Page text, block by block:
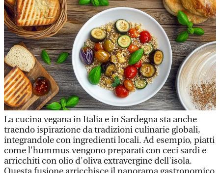
La cucina vegana in Italia e in Sardegna sta anche
traendo ispirazione da tradizioni culinarie globali,
integrandole con ingredienti locali. Ad esempio, piatti
come l'hummus vengono preparati con ceci sardi e
arricchiti con olio d'oliva extravergine dell'isola.